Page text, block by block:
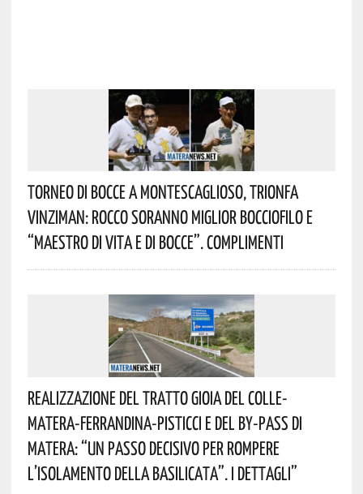
Torneo Di Bocce A Montescaglioso, Trionfa
Vinziman: Rocco Soranno Miglior Bocciofilo E
“Maestro Di Vita E Di Bocce”. Complimenti
Realizzazione Del Tratto Gioia Del Colle-
Matera-Ferrandina-Pisticci E Del By-Pass Di
Matera: “Un Passo Decisivo Per Rompere
L’isolamento Della Basilicata”. I Dettagli”